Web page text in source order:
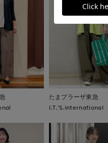
たまプラーザ東急
I.T.'S.international